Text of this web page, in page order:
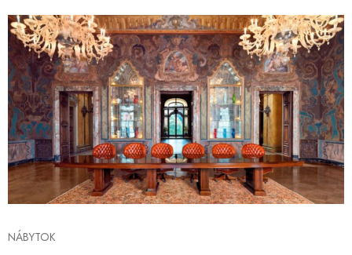
NÁBYTOK